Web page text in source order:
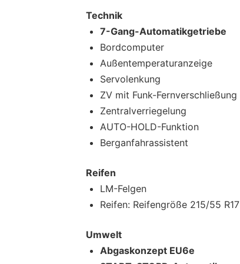
Technik
7-Gang-Automatikgetriebe
Bordcomputer
Außentemperaturanzeige
Servolenkung
ZV mit Funk-Fernverschließung
Zentralverriegelung
AUTO-HOLD-Funktion
Berganfahrassistent
Reifen
LM-Felgen
Reifen: Reifengröße 215/55 R17
Umwelt
Abgaskonzept EU6e